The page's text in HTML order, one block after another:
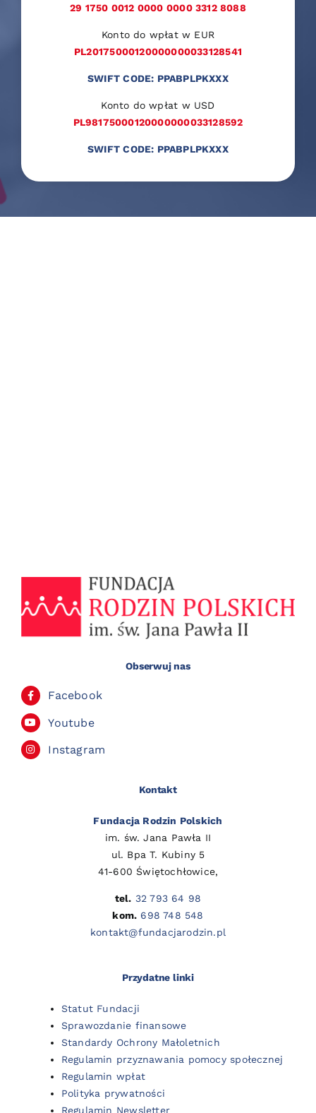
29 1750 0012 0000 0000 3312 8088
Konto do wpłat w EUR
PL20175000120000000033128541
SWIFT CODE: PPABPLPKXXX
Konto do wpłat w USD
PL98175000120000000033128592
SWIFT CODE: PPABPLPKXXX
Obserwuj nas
Facebook
Youtube
Instagram
Kontakt
Fundacja Rodzin Polskich
im. św. Jana Pawła II
ul. Bpa T. Kubiny 5
41-600 Świętochłowice,
tel. 32 793 64 98
kom. 698 748 548
kontakt@fundacjarodzin.pl
Przydatne linki
Statut Fundacji
Sprawozdanie finansowe
Standardy Ochrony Małoletnich
Regulamin przyznawania pomocy społecznej
Regulamin wpłat
Polityka prywatności
Regulamin Newsletter